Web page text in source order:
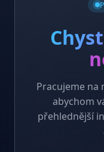
Pracujeme na
abychom
přehlednější